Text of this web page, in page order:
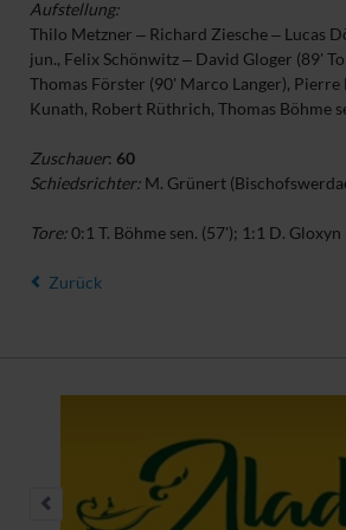
Aufstellung:
Thilo Metzner ‒ Richard Ziesche ‒ Lucas
jun., Felix Schönwitz ‒ David Gloger (89'
Thomas Förster (90' Marco Langer),
Kunath, Robert Rüthrich, Thomas Böhme
Zuschauer: 60
Schiedsrichter:M. Grünert
Tore:0:1 T. Böhme sen. (57'); 1:1 D. Gloxyn
Zurück